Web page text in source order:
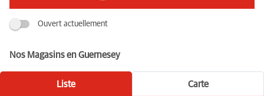
Ouvert actuellement
Nos Magasins en Guernesey
Liste Carte